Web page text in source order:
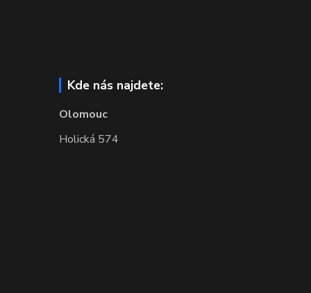
Kde nás najdete:
Olomouc
Holická 574